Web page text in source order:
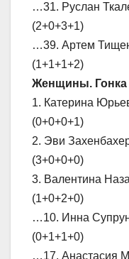
…31. Руслан
(2+0+3+1)
…39. Артем
(1+1+1+2)
Женщины. Гонка
1. Катерина
(0+0+0+1)
2. Эви
(3+0+0+0)
3. Валентина
(1+0+2+0)
…10. Инна
(0+1+1+0)
…17. Анастасия